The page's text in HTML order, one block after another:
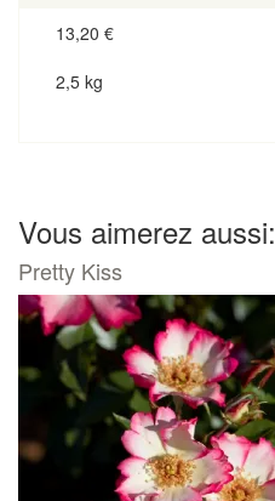
13,20 €
2,5 kg
Vous aimerez aussi:
Pretty Kiss